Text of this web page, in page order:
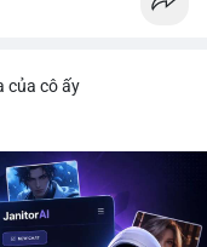
của cô ấy